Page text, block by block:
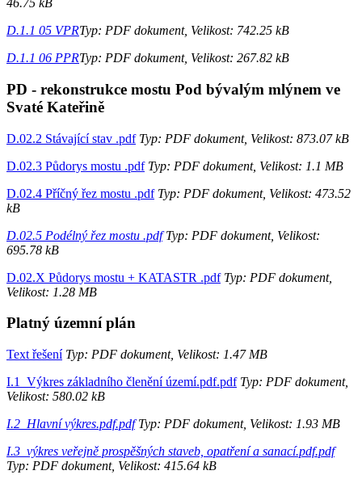
46.75 kB
D.1.1 05 VPRTyp: PDF dokument, Velikost: 742.25 kB
D.1.1 06 PPRTyp: PDF dokument, Velikost: 267.82 kB
PD - rekonstrukce mostu Pod bývalým mlýnem ve
Svaté Kateřině
D.02.2 Stávající stav .pdfTyp: PDF dokument, Velikost: 873.07 kB
D.02.3 Půdorys mostu .pdfTyp: PDF dokument, Velikost: 1.1 MB
D.02.4 Příčný řez mostu .pdfTyp: PDF dokument, Velikost: 473.52
kB
D.02.5 Podélný řez mostu .pdfTyp: PDF dokument, Velikost:
695.78 kB
D.02.X Půdorys mostu + KATASTR .pdfTyp: PDF dokument,
Velikost: 1.28 MB
Platný územní plán
Text řešeníTyp: PDF dokument, Velikost: 1.47 MB
I.1_Výkres základního členění území.pdf.pdfTyp: PDF dokument,
Velikost: 580.02 kB
I.2_Hlavní výkres.pdf.pdfTyp: PDF dokument, Velikost: 1.93 MB
I.3_výkres veřejně prospěšných staveb, opatření a sanací.pdf.pdf
Typ: PDF dokument, Velikost: 415.64 kB